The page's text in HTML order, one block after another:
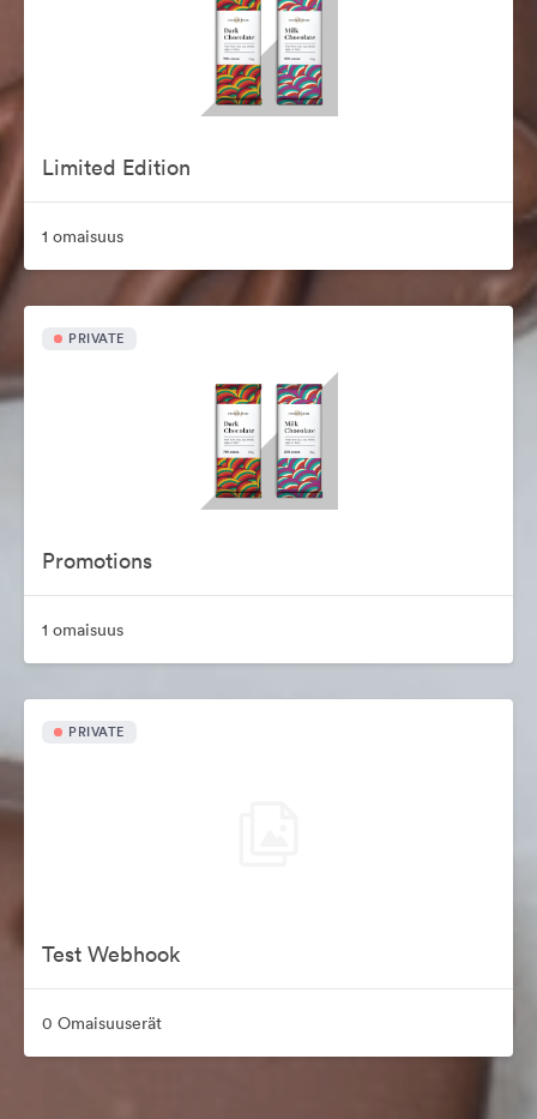
Limited Edition
1 omaisuus
PRIVATE
Promotions
1 omaisuus
PRIVATE
Test Webhook
0 Omaisuuserät